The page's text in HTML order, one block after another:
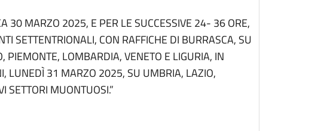
30 MARZO 2025, E PER LE SUCCESSIVE 24- 36 ORE,
SETTENTRIONALI, CON RAFFICHE DI BURRASCA, SU
PIEMONTE, LOMBARDIA, VENETO E LIGURIA, IN
LUNEDÌ 31 MARZO 2025, SU UMBRIA, LAZIO,
SETTORI MUONTUOSI.”